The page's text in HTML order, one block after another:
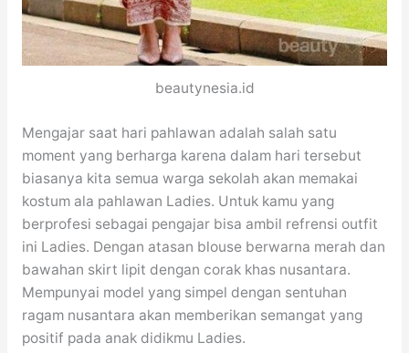
beautynesia.id
Mengajar saat hari pahlawan adalah salah satu
moment yang berharga karena dalam hari tersebut
biasanya kita semua warga sekolah akan memakai
kostum ala pahlawan Ladies. Untuk kamu yang
berprofesi sebagai pengajar bisa ambil refrensi outfit
ini Ladies. Dengan atasan blouse berwarna merah dan
bawahan skirt lipit dengan corak khas nusantara.
Mempunyai model yang simpel dengan sentuhan
ragam nusantara akan memberikan semangat yang
positif pada anak didikmu Ladies.